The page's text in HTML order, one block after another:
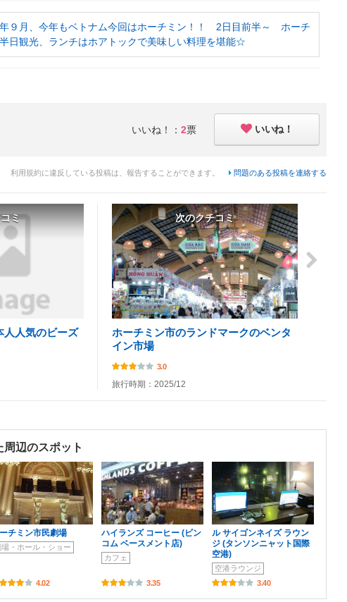
年９月、今年もベトナム今回はホーチミン！！ 2日目前半～ ホーチ
日観光、ランチはホアトックで美味しい料理を堪能☆
いいね！： 2票 いいね！
利用規約に違反している投稿は、報告することができます。 問題のある投稿を連絡する
ミ
人人気のビーズ
次のクチコミ
ホーチミン市のランドマークのベンタ
イン市場
3.0
旅行時期：2025/12
辺のスポット
チミン市民劇場
場・ホール・ショー
4.02
ハイランズ コーヒー (ビン
コム ベースメント店)
カフェ
3.35
ル サイゴンネイズ ラウン
ジ (タンソンニャット国際
空港)
空港ラウンジ
3.40